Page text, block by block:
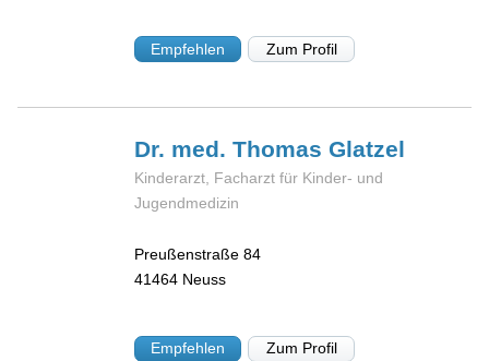
Empfehlen Zum Profil
Dr. med. ThomasGlatzel
Kinderarzt, Facharzt für Kinder- und
Jugendmedizin
Preußenstraße 84
41464 Neuss
Empfehlen Zum Profil